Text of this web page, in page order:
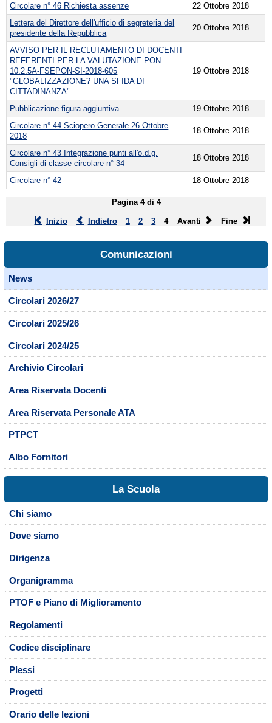
Circolare n° 46 Richiesta assenze
22 Ottobre 2018
Lettera del Direttore dell'ufficio di segreteria del
presidente della Repubblica
20 Ottobre 2018
AVVISO PER IL RECLUTAMENTO DI DOCENTI
REFERENTI PER LA VALUTAZIONE PON
10.2.5A-FSEPON-SI-2018-605
"GLOBALIZZAZIONE? UNA SFIDA DI
CITTADINANZA"
19 Ottobre 2018
Pubblicazione figura aggiuntiva
19 Ottobre 2018
Circolare n° 44 Sciopero Generale 26 Ottobre
2018
18 Ottobre 2018
Circolare n° 43 Integrazione punti all'o.d.g.
Consigli di classe circolare n° 34
18 Ottobre 2018
Circolare n° 42 18 Ottobre 2018
Pagina 4 di 4
Inizio Indietro 1 2 3 4 Avanti Fine
Comunicazioni
News
Circolari 2026/27
Circolari 2025/26
Circolari 2024/25
Archivio Circolari
Area Riservata Docenti
Area Riservata Personale ATA
PTPCT
Albo Fornitori
La Scuola
Chi siamo
Dove siamo
Dirigenza
Organigramma
PTOF e Piano di Miglioramento
Regolamenti
Codice disciplinare
Plessi
Progetti
Orario delle lezioni